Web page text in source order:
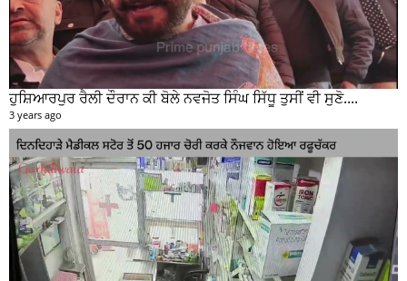
ਹੁਸ਼ਿਆਰਪੁਰ ਰੈਲੀ ਦੌਰਾਨ ਕੀ ਬੋਲੇ ਨਵਜੋਤ ਸਿੰਘ ਸਿੱਧੂ ਤੁਸੀਂ ਵੀ ਸੁਣੋ....
3 years ago